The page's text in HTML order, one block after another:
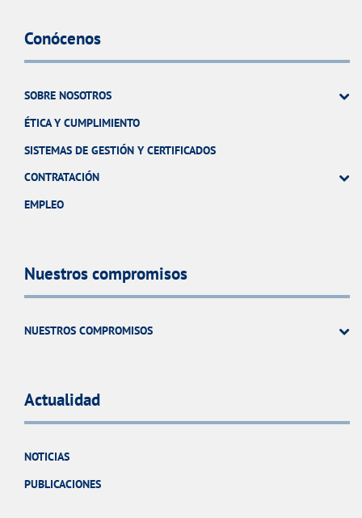
Conócenos
SOBRE NOSOTROS
ÉTICA Y CUMPLIMIENTO
SISTEMAS DE GESTIÓN Y CERTIFICADOS
CONTRATACIÓN
EMPLEO
Nuestros compromisos
NUESTROS COMPROMISOS
Actualidad
NOTICIAS
PUBLICACIONES